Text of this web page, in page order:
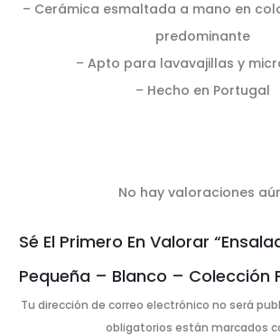
– Cerámica esmaltada a mano en
predominante
– Apto para lavavajillas y
– Hecho en Portugal
V
a
l
No hay valoraciones
Sé El Primero En Valorar
Pequeña – Blanco – Colección
Tu dirección de correo electrónico no será
obligatorios están marcados